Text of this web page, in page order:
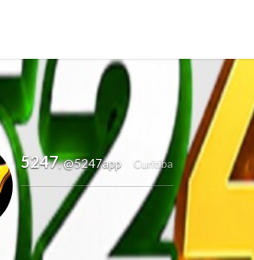
5247,@5247app Curitiba